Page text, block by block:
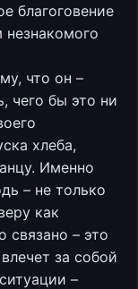
благоговение
что он –
чего бы это ни
хлеба,
Именно
– не только
как
связано – это
за собой
–